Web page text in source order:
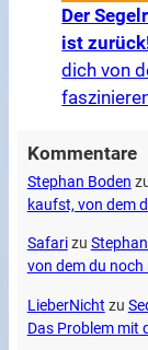
Der
ist
dich von
Kommentare
Stephan Boden
kaufst, von dem
Safarizu
von dem du
LieberNicht zu
Das Problem mit